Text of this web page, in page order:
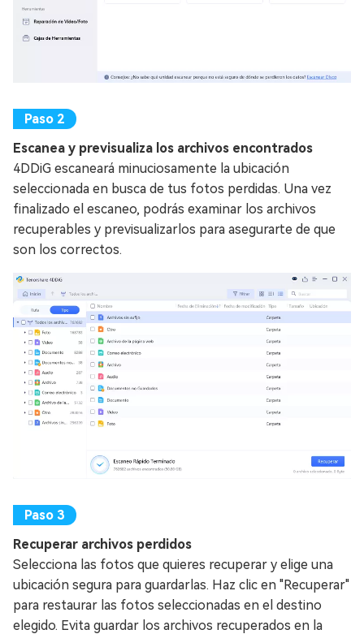
Escanea y previsualiza los archivos encontrados
4DDiG escaneará minuciosamente la ubicación
seleccionada en busca de tus fotos perdidas. Una vez
finalizado el escaneo, podrás examinar los archivos
recuperables y previsualizarlos para asegurarte de que
son los correctos.
Recuperar archivos perdidos
Selecciona las fotos que quieres recuperar y elige una
ubicación segura para guardarlas. Haz clic en "Recuperar"
para restaurar las fotos seleccionadas en el destino
elegido. Evita guardar los archivos recuperados en la